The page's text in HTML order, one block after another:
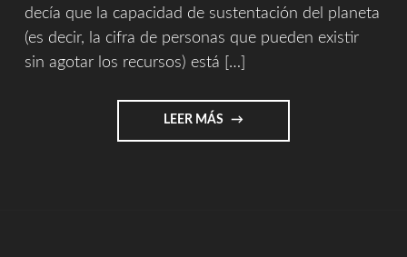
decía que la capacidad de sustentación del planeta
(es decir, la cifra de personas que pueden existir
sin agotar los recursos) está […]
LEER MÁS "SIETE
MIL